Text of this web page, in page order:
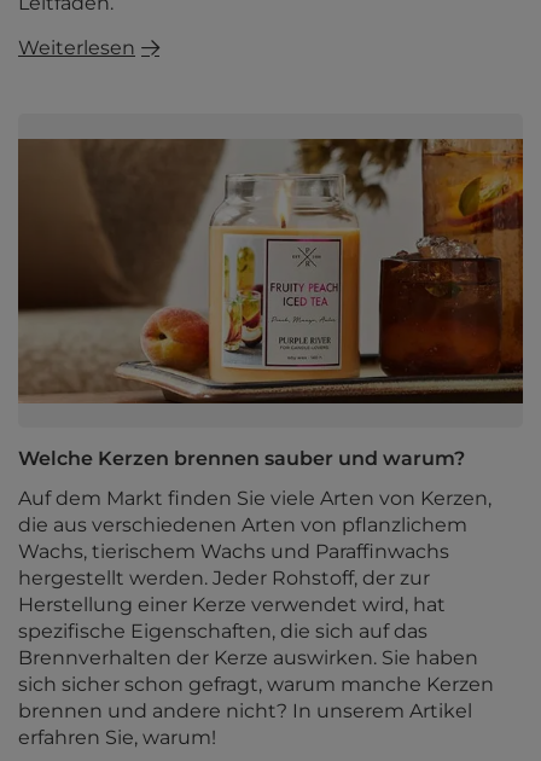
Weiterlesen
Welche Kerzen brennen sauber und warum?
Auf dem Markt finden Sie viele Arten von Kerzen,
die aus verschiedenen Arten von pflanzlichem
Wachs, tierischem Wachs und Paraffinwachs
hergestellt werden. Jeder Rohstoff, der zur
Herstellung einer Kerze verwendet wird, hat
spezifische Eigenschaften, die sich auf das
Brennverhalten der Kerze auswirken. Sie haben
sich sicher schon gefragt, warum manche Kerzen
brennen und andere nicht? In unserem Artikel
erfahren Sie, warum!